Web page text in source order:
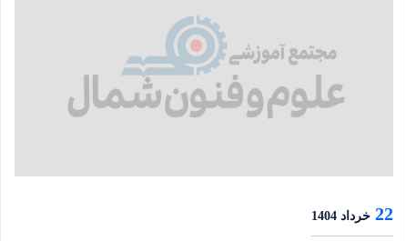
22 خرداد 1404